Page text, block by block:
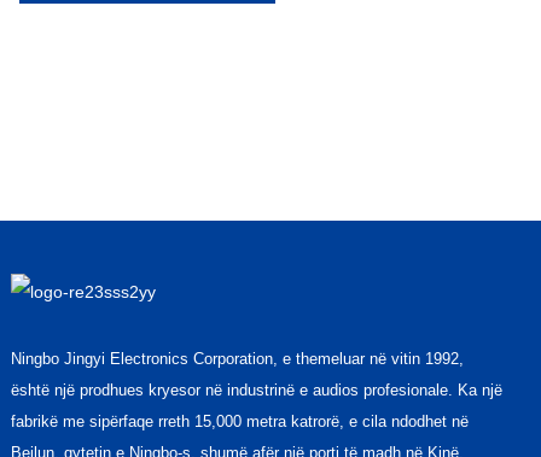
Ningbo Jingyi Electronics Corporation, e themeluar në vitin 1992,
është një prodhues kryesor në industrinë e audios profesionale. Ka një
fabrikë me sipërfaqe rreth 15,000 metra katrorë, e cila ndodhet në
Beilun, qytetin e Ningbo-s, shumë afër një porti të madh në Kinë,